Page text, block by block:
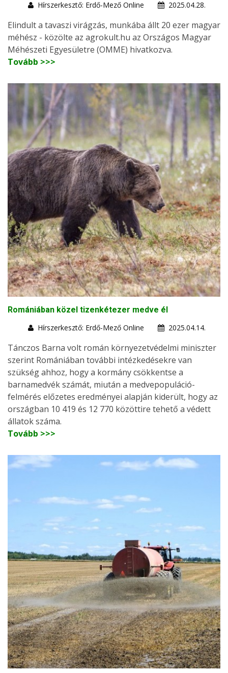
Hírszerkesztő: Erdő-Mező Online 2025.04.28.
Elindult a tavaszi virágzás, munkába állt 20 ezer magyar
méhész - közölte az agrokult.hu az Országos Magyar
Méhészeti Egyesületre (OMME) hivatkozva.
Tovább >>>
Romániában közel tizenkétezer medve él
Hírszerkesztő: Erdő-Mező Online
2025.04.14.
Tánczos Barna volt román környezetvédelmi miniszter
szerint Romániában további intézkedésekre van
szükség ahhoz, hogy a kormány csökkentse a
barnamedvék számát, miután a medvepopuláció-
felmérés előzetes eredményei alapján kiderült, hogy az
országban 10 419 és 12 770 közöttire tehető a védett
állatok száma.
Tovább >>>